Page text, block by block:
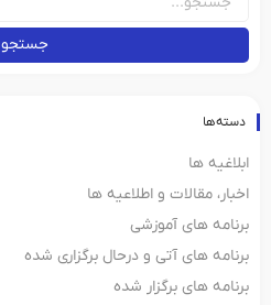
جستجو
دسته‌ها
ابلاغیه ها
اخبار، مقالات و اطلاعیه ها
برنامه های آموزشی
برنامه های آتی و درحال برگزاری شده
برنامه های برگزار شده